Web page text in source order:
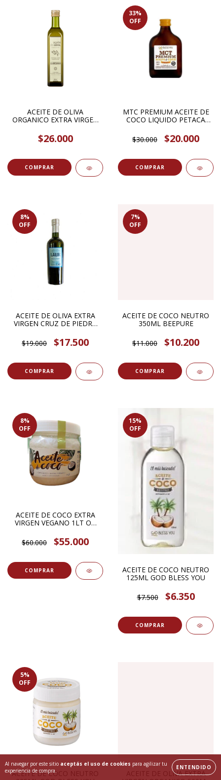
Al navegar por este sitio aceptás el uso de cookies para agilizar tu
experiencia de compra.
ENTENDIDO
ACEITE DE OLIVA
ORGANICO EXTRA VIRGEN
$26.000
33%
OFF
MTC PREMIUM ACEITE DE
COCO LIQUIDO PETACA
$30.000
$20.000
8%
OFF
ACEITE DE OLIVA EXTRA
VIRGEN CRUZ DE PIEDRA
$19.000
$17.500
7%
OFF
ACEITE DE COCO NEUTRO
350ML BEEPURE
$11.000 $10.200
8%
OFF
ACEITE DE COCO EXTRA
VIRGEN VEGANO 1LT OH
$60.000
$55.000
15%
OFF
ACEITE DE COCO NEUTRO
125ML GOD BLESS YOU
$7.500 $6.350
5%
OFF
ACEITE DE COCO NEUTRO
ACEITE DE OLIVA EXTRA